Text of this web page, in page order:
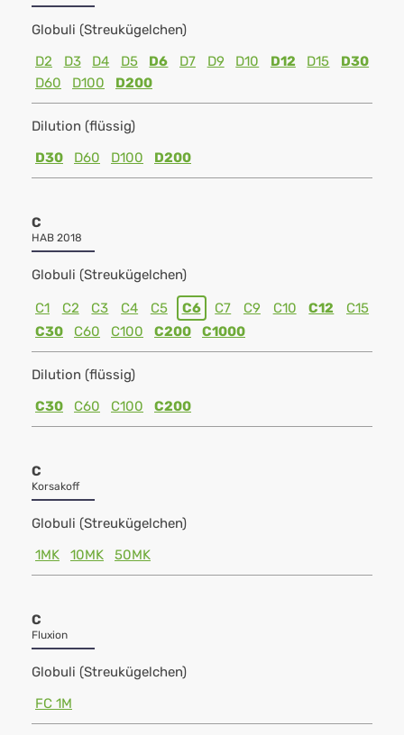
Globuli (Streukügelchen)
D2
D3 D4 D5 D6 D7 D9 D10 D12 D15
D30
D60
D100 D200
Dilution (flüssig)
D30
D60 D100 D200
C
HAB 2018
Globuli (Streukügelchen)
C1 C2 C3 C4 C5 C6 C7 C9 C10 C12
C15
C30
C60 C100 C200 C1000
Dilution (flüssig)
C30
C60 C100 C200
C
Korsakoff
Globuli (Streukügelchen)
1MK
10MK 50MK
C
Fluxion
Globuli (Streukügelchen)
FC 1M